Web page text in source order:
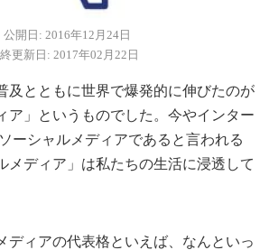
公開日: 2016年12月24日
更新日: 2017年02月22日
及とともに世界で爆発的に伸びたのが
ア」というものでした。今やインター
ーシャルメディアであると言われる
メディア」は私たちの生活に浸透して
ディアの代表格といえば、なんといっ